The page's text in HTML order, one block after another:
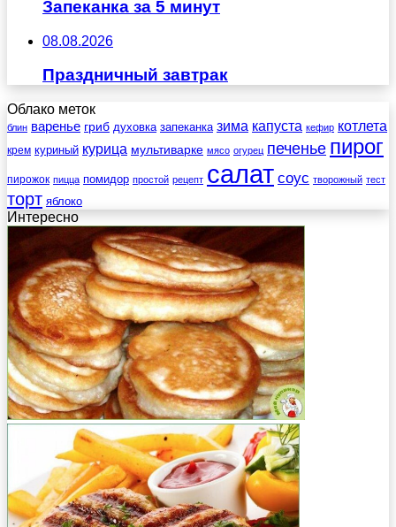
Запеканка за 5 минут
08.08.2026
Праздничный завтрак
Облако меток
блин варенье гриб духовка запеканка зима капуста кефир котлета
крем куриный курица мультиварке мясо огурец печенье пирог
пирожок пицца помидор простой рецепт салат соус творожный тест
торт яблоко
Интересно